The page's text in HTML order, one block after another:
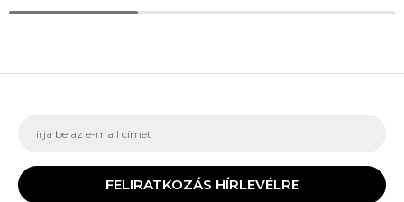
FELIRATKOZÁS HÍRLEVÉLRE